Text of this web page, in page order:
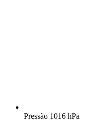
Pressão 1016 hPa